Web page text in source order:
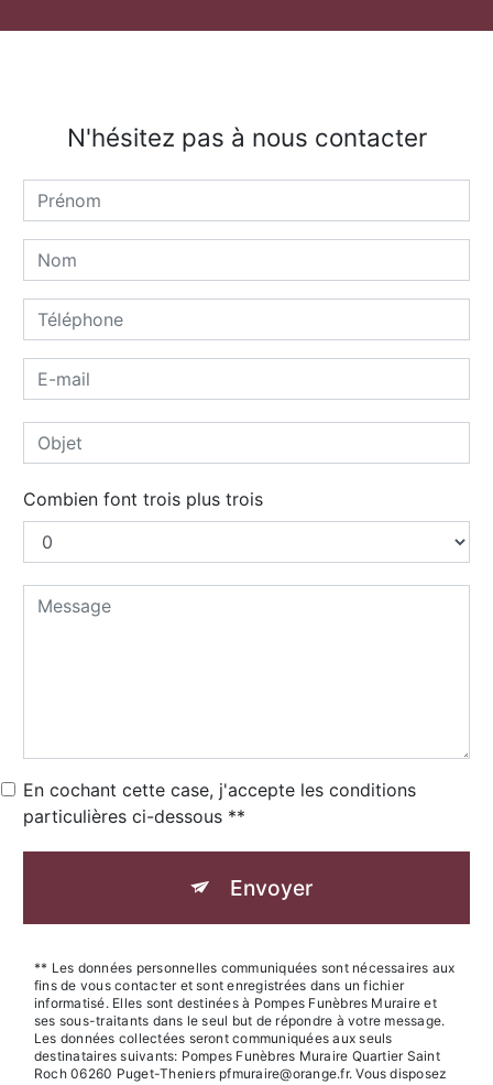
N'hésitez pas à nous contacter
Combien font trois plus trois
En cochant cette case, j'accepte les conditions
particulières ci-dessous **
Envoyer
** Les données personnelles communiquées sont nécessaires aux
fins de vous contacter et sont enregistrées dans un fichier
informatisé. Elles sont destinées à Pompes Funèbres Muraire et
ses sous-traitants dans le seul but de répondre à votre message.
Les données collectées seront communiquées aux seuls
destinataires suivants: Pompes Funèbres Muraire Quartier Saint
Roch 06260 Puget-Theniers pfmuraire@orange.fr. Vous disposez